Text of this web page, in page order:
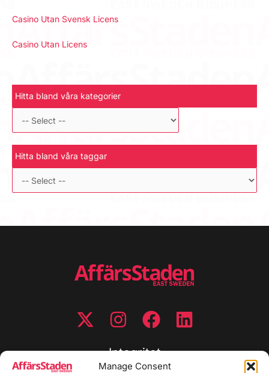
Manage Consent
Casino Utan Svensk Licens
Casino Utan Licens
Hitta bland våra kategorier
Hitta bland våra taggar
Integritet